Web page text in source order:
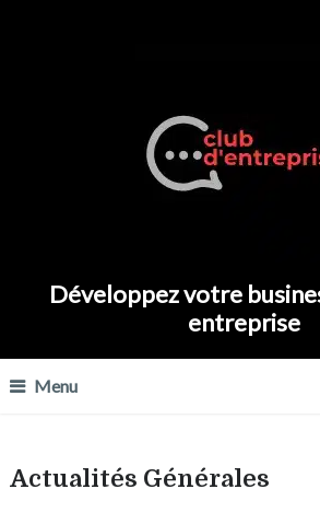
Développez votre
entreprise
Menu
Actualités Générales